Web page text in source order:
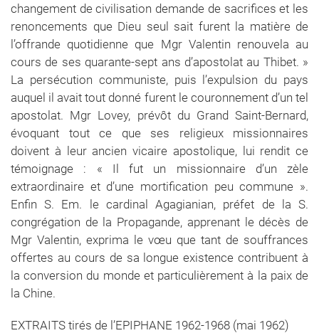
changement de civilisation demande de sacrifices et les
renoncements que Dieu seul sait furent la matière de
l’offrande quotidienne que Mgr Valentin renouvela au
cours de ses quarante-sept ans d’apostolat au Thibet. »
La persécution communiste, puis l’expulsion du pays
auquel il avait tout donné furent le couronnement d’un tel
apostolat. Mgr Lovey, prévôt du Grand Saint-Bernard,
évoquant tout ce que ses religieux missionnaires
doivent à leur ancien vicaire apostolique, lui rendit ce
témoignage : « Il fut un missionnaire d’un zèle
extraordinaire et d’une mortification peu commune ».
Enfin S. Em. le cardinal Agagianian, préfet de la S.
congrégation de la Propagande, apprenant le décès de
Mgr Valentin, exprima le vœu que tant de souffrances
offertes au cours de sa longue existence contribuent à
la conversion du monde et particulièrement à la paix de
la Chine.
EXTRAITS tirés de l’EPIPHANE 1962-1968 (mai 1962)